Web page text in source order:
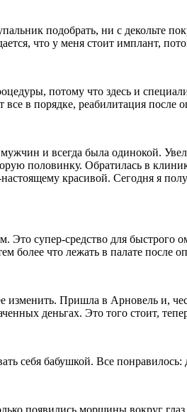
подобрать, ни с декольте
что у меня стоит имплант,
потому что здесь и
в порядке, реабилитация после
и всегда была одинокой.
половинку. Обратилась в
красивой. Сегодня я
Это супер-средство для
более что лежать в палате после
Пришла в Арновель и,
деньгах. Это того стоит,
себя бабушкой. Все
появились морщины вокруг